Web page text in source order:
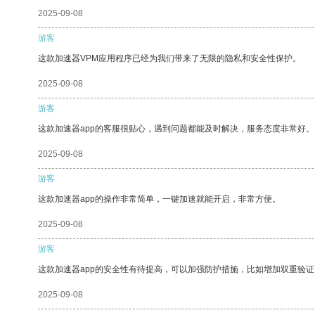
2025-09-08
游客
这款加速器VPM应用程序已经为我们带来了无限的隐私和安全性保护。
2025-09-08
游客
这款加速器app的客服很贴心，遇到问题都能及时解决，服务态度非常好。
2025-09-08
游客
这款加速器app的操作非常简单，一键加速就能开启，非常方便。
2025-09-08
游客
这款加速器app的安全性有待提高，可以加强防护措施，比如增加双重验
2025-09-08